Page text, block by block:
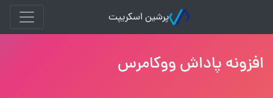
پرشین اسکریپت
افزونه پاداش ووکامرس